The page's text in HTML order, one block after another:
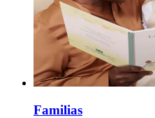
Familias